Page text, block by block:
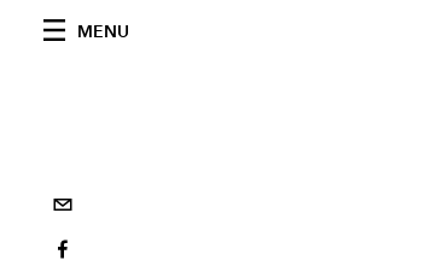
MENU